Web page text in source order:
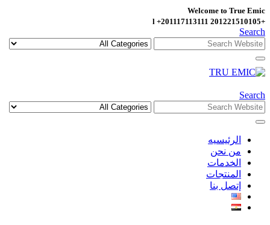
Welcome to True Emic
+201221510105 l +201117113111
Search
Search
الرئيسيه
من نحن
الخدمات
المنتجات
إتصل بنا